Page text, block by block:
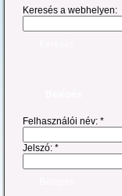
Keresés a webhelyen:
Felhasználói név: *
Jelszó: *